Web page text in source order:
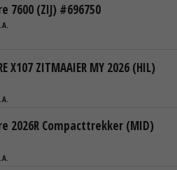
7600 (ZIJ) #696750
X107 ZITMAAIER MY 2026 (HIL)
2026R Compacttrekker (MID)